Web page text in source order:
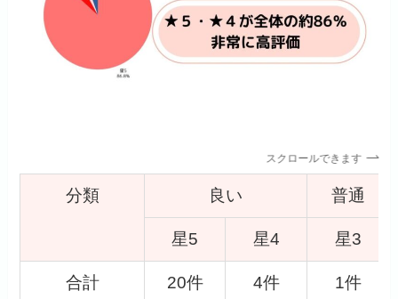
スクロールできます
分類 良い 普通
星5 星4 星3
合計 20件 4件 1件